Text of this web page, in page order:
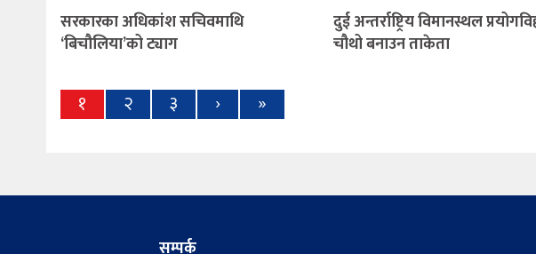
सरकारका अधिकांश सचिवमाथि
‘बिचौलिया’को ट्याग
दुई अन्तर्राष्ट्रिय विमानस्थल
चौथो बनाउन ताकेता
१ २ ३ › »
सम्पर्क